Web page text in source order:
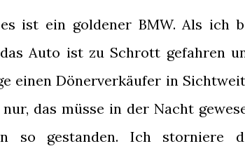
ist ein goldener BMW. Als ich
Auto ist zu Schrott gefahren
einen Dönerverkäufer in
das müsse in der Nacht
so gestanden. Ich storniere